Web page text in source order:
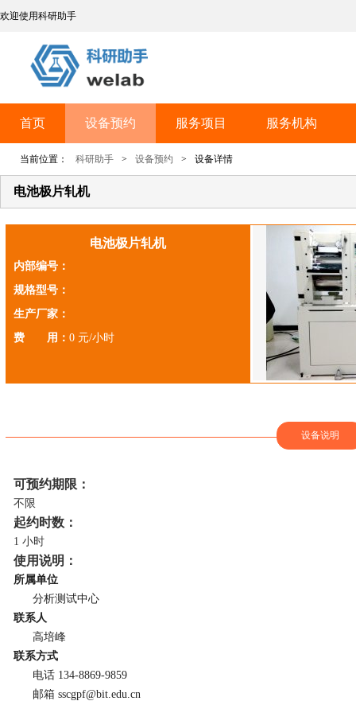
欢迎使用科研助手
首页 设备预约 服务项目 服务机构
当前位置： 科研助手 > 设备预约 > 设备详情
电池极片轧机
电池极片轧机
内部编号：
规格型号：
生产厂家：
费 用： 0 元/小时
设备说明
可预约期限：
不限
起约时数：
1 小时
使用说明：
所属单位
分析测试中心
联系人
高培峰
联系方式
电话 134-8869-9859
邮箱 sscgpf@bit.edu.cn